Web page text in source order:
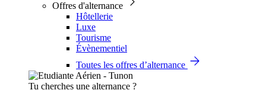
Offres d'alternance
Hôtellerie
Luxe
Tourisme
Évènementiel
Toutes les offres d’alternance
Tu cherches une alternance ?